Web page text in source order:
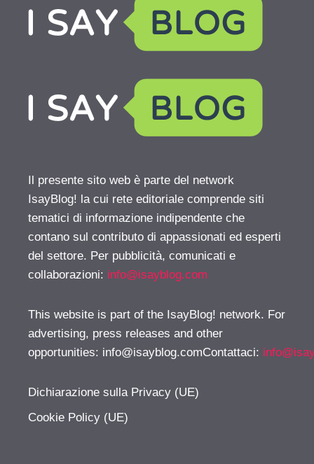
Il presente sito web è parte del network
IsayBlog! la cui rete editoriale comprende siti
tematici di informazione indipendente che
contano sul contributo di appassionati ed esperti
del settore. Per pubblicità, comunicati e
collaborazioni: info@isayblog.com
This website is part of the IsayBlog! network. For
advertising, press releases and other
opportunities: info@isayblog.comContattaci:
Dichiarazione sulla Privacy (UE)
Cookie Policy (UE)